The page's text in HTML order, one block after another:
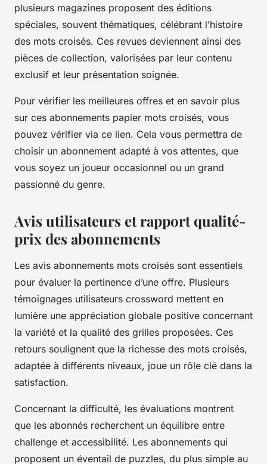
plusieurs magazines proposent des éditions
spéciales, souvent thématiques, célébrant l’histoire
des mots croisés. Ces revues deviennent ainsi des
pièces de collection, valorisées par leur contenu
exclusif et leur présentation soignée.
Pour vérifier les meilleures offres et en savoir plus
sur ces abonnements papier mots croisés, vous
pouvez vérifier via ce lien. Cela vous permettra de
choisir un abonnement adapté à vos attentes, que
vous soyez un joueur occasionnel ou un grand
passionné du genre.
Avis utilisateurs et rapport qualité-
prix des abonnements
Les avis abonnements mots croisés sont essentiels
pour évaluer la pertinence d’une offre. Plusieurs
témoignages utilisateurs crossword mettent en
lumière une appréciation globale positive concernant
la variété et la qualité des grilles proposées. Ces
retours soulignent que la richesse des mots croisés,
adaptée à différents niveaux, joue un rôle clé dans la
satisfaction.
Concernant la difficulté, les évaluations montrent
que les abonnés recherchent un équilibre entre
challenge et accessibilité. Les abonnements qui
proposent un éventail de puzzles, du plus simple au